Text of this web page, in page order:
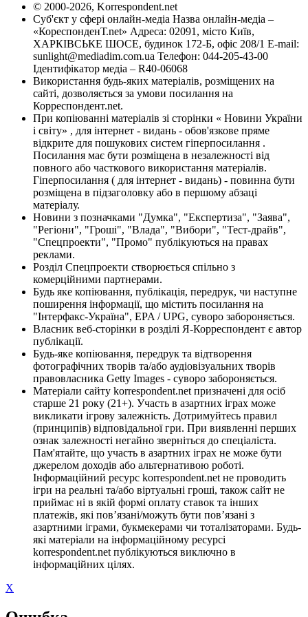
© 2000-2026, Korrespondent.net
Суб'єкт у сфері онлайн-медіа Назва онлайн-медіа –
«КореспонденТ.net» Адреса: 02091, місто Київ,
ХАРКІВСЬКЕ ШОСЕ, будинок 172-Б, офіс 208/1 E-mail:
sunlight@mediadim.com.ua Телефон: 044-205-43-00
Ідентифікатор медіа – R40-06068
Використання будь-яких матеріалів, розміщених на
сайті, дозволяється за умови посилання на
Корреспондент.net.
При копіюванні матеріалів зі сторінки « Новини України
і світу» , для інтернет - видань - обов'язкове пряме
відкрите для пошукових систем гіперпосилання .
Посилання має бути розміщена в незалежності від
повного або часткового використання матеріалів.
Гіперпосилання ( для інтернет - видань) - повинна бути
розміщена в підзаголовку або в першому абзаці
матеріалу.
Новини з позначками "Думка", "Експертиза", "Заява",
"Регіони", "Гроші", "Влада", "Вибори", "Тест-драйв",
"Спецпроекти", "Промо" публікуються на правах
реклами.
Розділ Спецпроекти створюється спільно з
комерційними партнерами.
Будь яке копіювання, публікація, передрук, чи наступне
поширення інформації, що містить посилання на
"Інтерфакс-Україна", EPA / UPG, суворо забороняється.
Власник веб-сторінки в розділі Я-Корреспондент є автор
публікації.
Будь-яке копіювання, передрук та відтворення
фотографічних творів та/або аудіовізуальних творів
правовласника Getty Images - суворо забороняється.
Матеріали сайту korrespondent.net призначені для осіб
старше 21 року (21+). Участь в азартних іграх може
викликати ігрову залежність. Дотримуйтесь правил
(принципів) відповідальної гри. При виявленні перших
ознак залежності негайно зверніться до спеціаліста.
Пам'ятайте, що участь в азартних іграх не може бути
джерелом доходів або альтернативою роботі.
Інформаційний ресурс korrespondent.net не проводить
ігри на реальні та/або віртуальні гроші, також сайт не
приймає ні в якій формі оплату ставок та інших
платежів, які пов’язані/можуть бути пов’язані з
азартними іграми, букмекерами чи тоталізаторами. Будь-
які матеріали на інформаційному ресурсі
korrespondent.net публікуються виключно в
інформаційних цілях.
X